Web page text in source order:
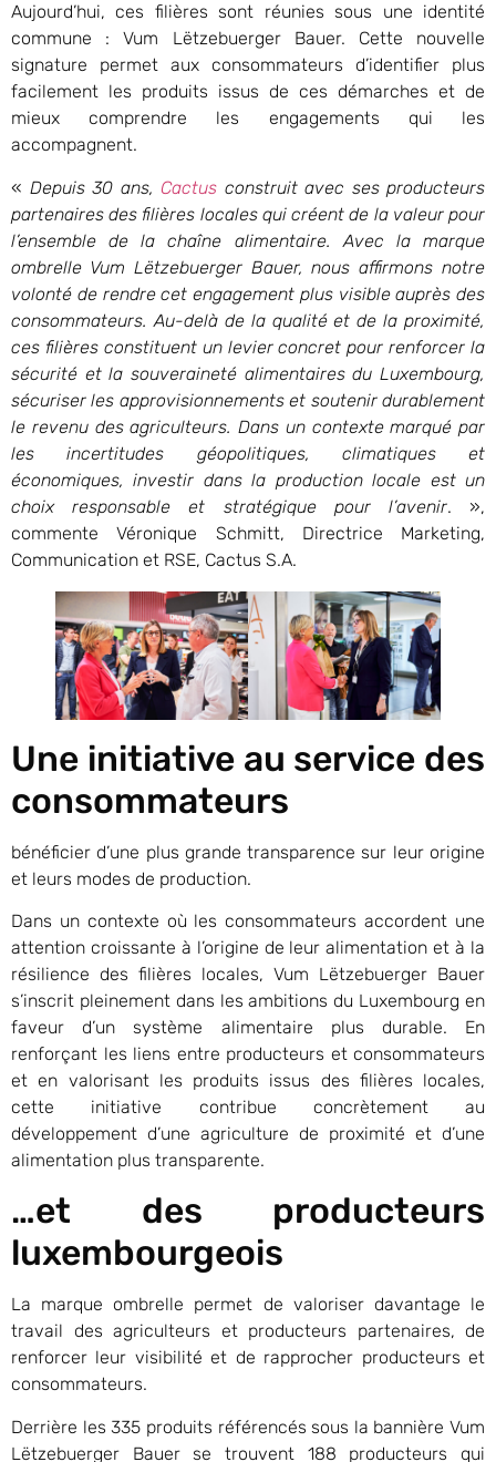
Aujourd’hui, ces filières sont réunies sous une identité
commune : Vum Lëtzebuerger Bauer. Cette nouvelle
signature permet aux consommateurs d’identifier plus
facilement les produits issus de ces démarches et de
mieux comprendre les engagements qui les
accompagnent.
« Depuis 30 ans, Cactus construit avec ses producteurs
partenaires des filières locales qui créent de la valeur pour
l’ensemble de la chaîne alimentaire. Avec la marque
ombrelle Vum Lëtzebuerger Bauer, nous affirmons notre
volonté de rendre cet engagement plus visible auprès des
consommateurs. Au-delà de la qualité et de la proximité,
ces filières constituent un levier concret pour renforcer la
sécurité et la souveraineté alimentaires du Luxembourg,
sécuriser les approvisionnements et soutenir durablement
le revenu des agriculteurs. Dans un contexte marqué par
les incertitudes géopolitiques, climatiques et
économiques, investir dans la production locale est un
choix responsable et stratégique pour l’avenir. »,
commente Véronique Schmitt, Directrice Marketing,
Communication et RSE, Cactus S.A.
Une initiative au service des
consommateurs
bénéficier d’une plus grande transparence sur leur origine
et leurs modes de production.
Dans un contexte où les consommateurs accordent une
attention croissante à l’origine de leur alimentation et à la
résilience des filières locales, Vum Lëtzebuerger Bauer
s’inscrit pleinement dans les ambitions du Luxembourg en
faveur d’un système alimentaire plus durable. En
renforçant les liens entre producteurs et consommateurs
et en valorisant les produits issus des filières locales,
cette initiative contribue concrètement au
développement d’une agriculture de proximité et d’une
alimentation plus transparente.
…et des producteurs
luxembourgeois
La marque ombrelle permet de valoriser davantage le
travail des agriculteurs et producteurs partenaires, de
renforcer leur visibilité et de rapprocher producteurs et
consommateurs.
Derrière les 335 produits référencés sous la bannière Vum
Lëtzebuerger Bauer se trouvent 188 producteurs qui